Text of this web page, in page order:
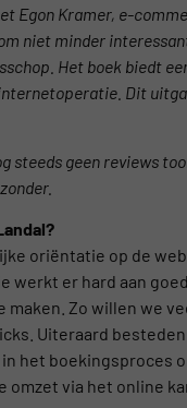
Egon Kramer, e-
niet minder
Het boek biedt
Dit
steeds geen reviews
oriëntatie op de
er hard aan
Zo willen we
Uiteraard
het boekingsproces
via het online